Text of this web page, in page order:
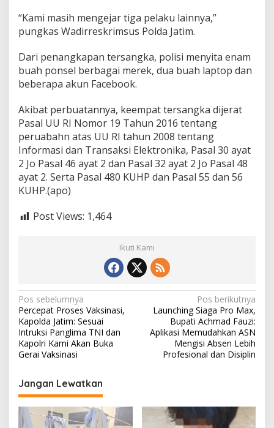
“Kami masih mengejar tiga pelaku lainnya,”
pungkas Wadirreskrimsus Polda Jatim.
Dari penangkapan tersangka, polisi menyita enam
buah ponsel berbagai merek, dua buah laptop dan
beberapa akun Facebook.
Akibat perbuatannya, keempat tersangka dijerat
Pasal UU RI Nomor 19 Tahun 2016 tentang
peruabahn atas UU RI tahun 2008 tentang
Informasi dan Transaksi Elektronika, Pasal 30 ayat
2 Jo Pasal 46 ayat 2 dan Pasal 32 ayat 2 Jo Pasal 48
ayat 2. Serta Pasal 480 KUHP dan Pasal 55 dan 56
KUHP.(apo)
Post Views: 1,464
Ikuti Kami
N
a
v
i
a
s
Pos sebelumnya
Percepat Proses Vaksinasi,
Kapolda Jatim: Sesuai
Intruksi Panglima TNI dan
Kapolri Kami Akan Buka
Gerai Vaksinasi
Pos berikutnya
Launching Siaga Pro Max,
Bupati Achmad Fauzi:
Aplikasi Memudahkan ASN
Mengisi Absen Lebih
Profesional dan Disiplin
Jangan Lewatkan